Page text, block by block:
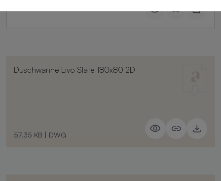
Duschwanne Livo Slate 180x80 2D
57.35 KB | DWG